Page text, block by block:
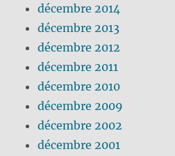
décembre 2014
décembre 2013
décembre 2012
décembre 2011
décembre 2010
décembre 2009
décembre 2002
décembre 2001